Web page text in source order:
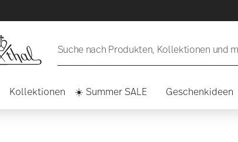
Suche nach Produkten, Kollektionen und
Kollektionen ☀️ Summer SALE Geschenkideen